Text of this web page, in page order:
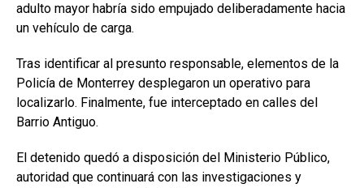
adulto mayor habría sido empujado deliberadamente hacia
un vehículo de carga.
Tras identificar al presunto responsable, elementos de la
Policía de Monterrey desplegaron un operativo para
localizarlo. Finalmente, fue interceptado en calles del
Barrio Antiguo.
El detenido quedó a disposición del Ministerio Público,
autoridad que continuará con las investigaciones y